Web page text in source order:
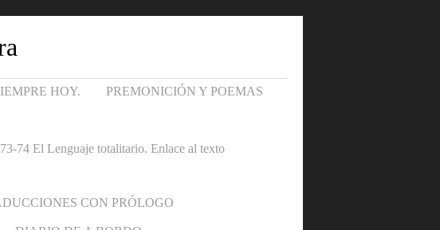
HOY. PREMONICIÓN Y POEMAS
74 El Lenguaje totalitario. Enlace al texto
CON PRÓLOGO